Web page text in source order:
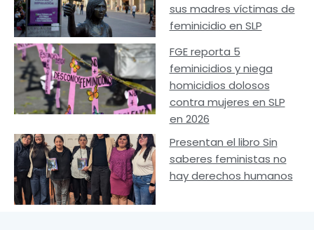
sus madres víctimas de
feminicidio en SLP
FGE reporta 5
feminicidios y niega
homicidios dolosos
contra mujeres en SLP
en 2026
Presentan el libro Sin
saberes feministas no
hay derechos humanos